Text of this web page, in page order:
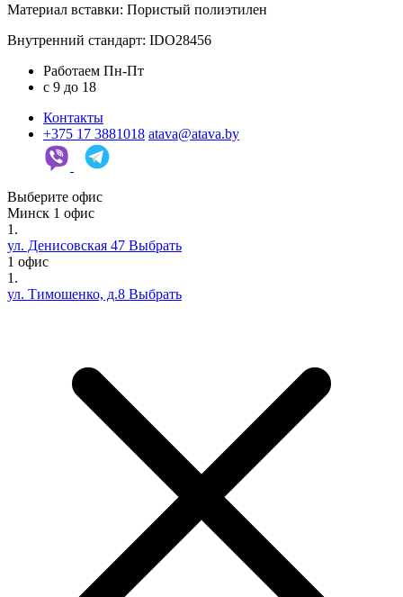
Материал вставки: Пористый полиэтилен
Внутренний стандарт: IDO28456
Работаем Пн-Пт
c 9 до 18
Контакты
+375 17 3881018 atava@atava.by
Выберите офис
Минск 1 офис
1.
ул. Денисовская 47 Выбрать
1 офис
1.
ул. Тимошенко, д.8 Выбрать